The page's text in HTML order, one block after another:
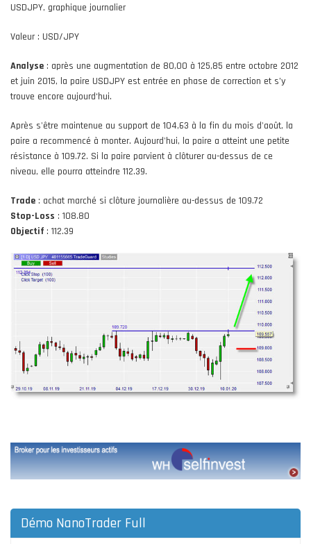
USDJPY, graphique journalier
Valeur : USD/JPY
Analyse : après une augmentation de 80,00 à 125,85 entre octobre 2012
et juin 2015, la paire USDJPY est entrée en phase de correction et s’y
trouve encore aujourd‘hui.
Après s'être maintenue au support de 104,63 à la fin du mois d'août, la
paire a recommencé à monter. Aujourd'hui, la paire a atteint une petite
résistance à 109.72. Si la paire parvient à clôturer au-dessus de ce
niveau, elle pourra atteindre 112.39.
Trade : achat marché si clôture journalière au-dessus de 109.72
Stop-Loss : 108.80
Objectif : 112.39
Démo NanoTrader Full